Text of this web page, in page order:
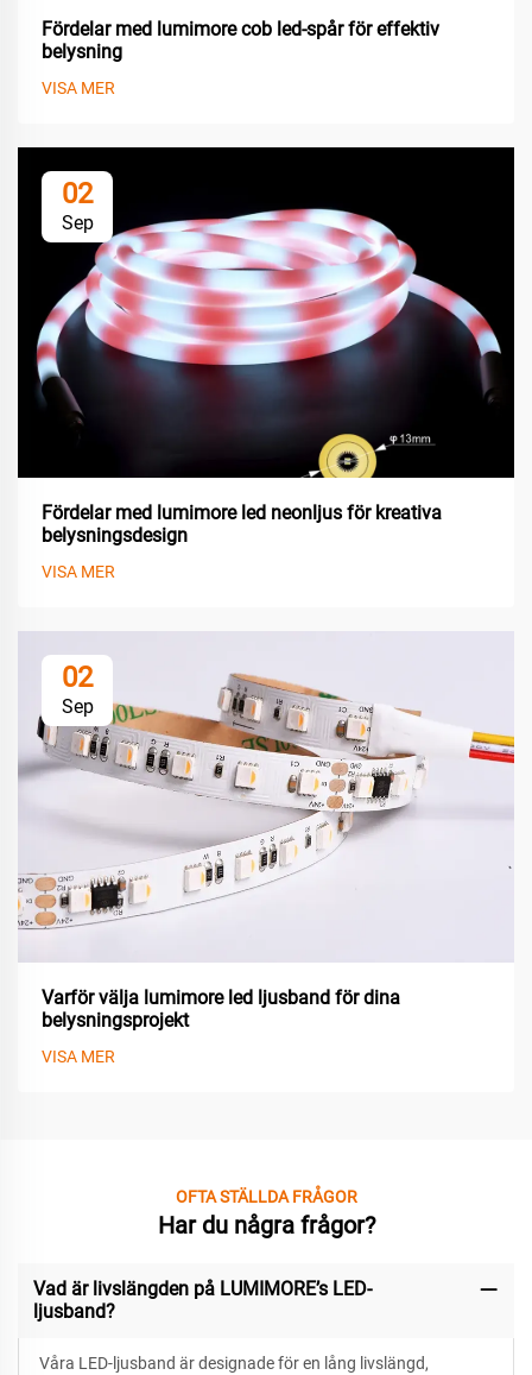
Fördelar med lumimore cob led-spår för effektiv
belysning
VISA MER
02
Sep
Fördelar med lumimore led neonljus för kreativa
belysningsdesign
VISA MER
02
Sep
Varför välja lumimore led ljusband för dina
belysningsprojekt
VISA MER
OFTA STÄLLDA FRÅGOR
Har du några frågor?
Vad är livslängden på LUMIMORE’s LED-
ljusband?
Våra LED-ljusband är designade fören lång livslängd,